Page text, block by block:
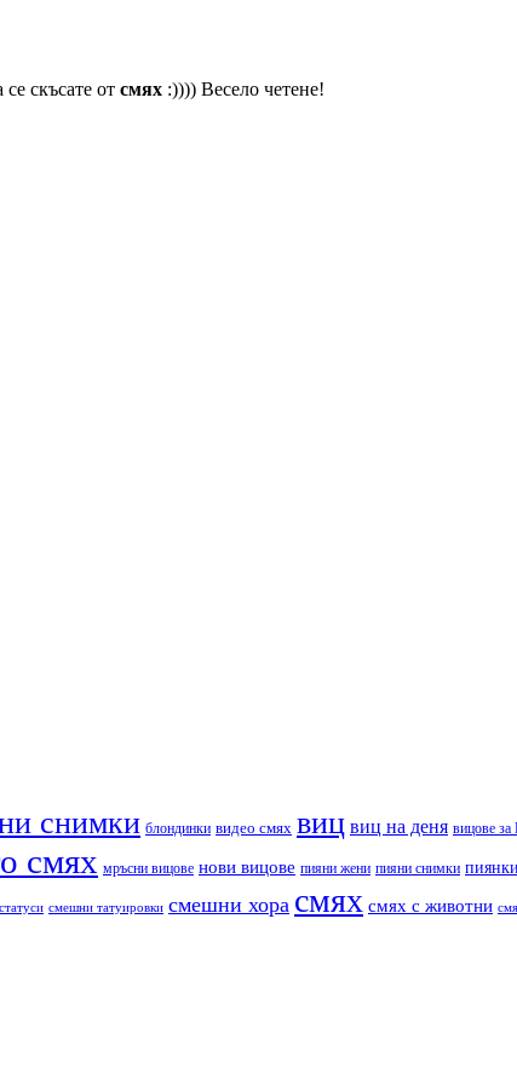
се скъсате от смях :)))) Весело четене!
снимки блондинки видео смях виц виц на деня вицове
смях мръсни вицове нови вицове пияни жени пияни снимки пиянки
смешни татуировки смешни хора смях смях с животни